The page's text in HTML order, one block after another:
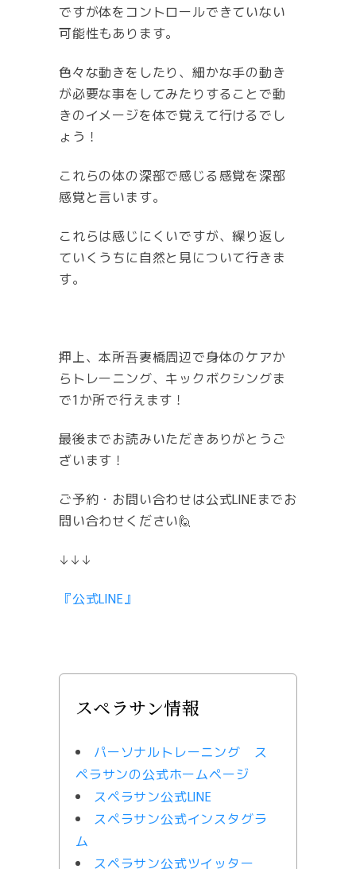
ですが体をコントロールできていない
可能性もあります。
色々な動きをしたり、細かな手の動き
が必要な事をしてみたりすることで動
きのイメージを体で覚えて行けるでし
ょう！
これらの体の深部で感じる感覚を深部
感覚と言います。
これらは感じにくいですが、繰り返し
ていくうちに自然と見について行きま
す。
押上、本所吾妻橋周辺で身体のケアか
らトレーニング、キックボクシングま
で1か所で行えます！
最後までお読みいただきありがとうご
ざいます！
ご予約・お問い合わせは公式LINEまでお
問い合わせください🙋
↓↓↓
『公式LINE』
スペラサン情報
パーソナルトレーニング ス
ペラサンの公式ホームページ
スペラサン公式LINE
スペラサン公式インスタグラ
ム
スペラサン公式ツイッター